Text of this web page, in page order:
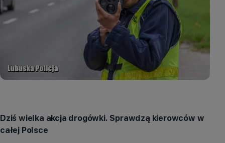
Dziś wielka akcja drogówki. Sprawdzą kierowców w
całej Polsce